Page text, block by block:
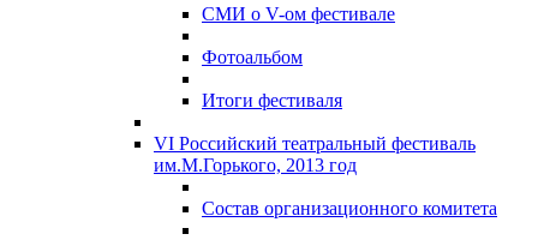
СМИ о V-ом фестивале
Фотоальбом
Итоги фестиваля
VI Российский театральный фестиваль
им.М.Горького, 2013 год
Состав организационного комитета